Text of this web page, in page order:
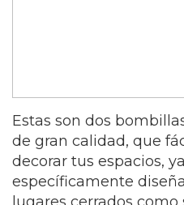
Estas son dos
de gran calidad, que
decorar tus espacios,
específicamente